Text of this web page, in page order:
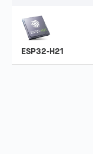
ESP32-H21